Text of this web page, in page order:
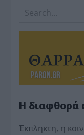
Η διαφθορά
Έκπληκτη, η